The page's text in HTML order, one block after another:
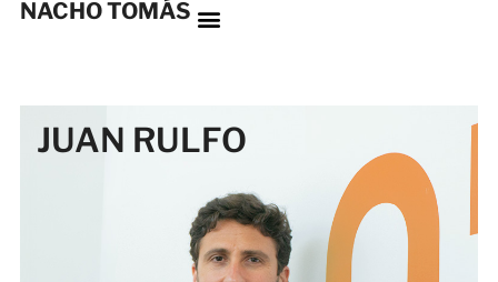
NACHO TOMÁS
JUAN RULFO